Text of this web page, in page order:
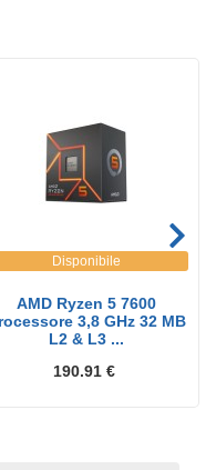
Disponibile
AMD Ryzen 5 7600
3,8 GHz 32 MB
L2 & L3 ...
190.91 €